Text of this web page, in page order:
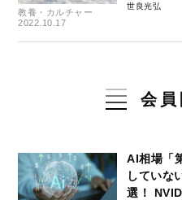
教養・カルチャー
2022.10.17
世良光弘
会
AI相場「
していな
選！